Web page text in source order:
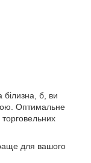
б, ви
Оптимальне
для вашого